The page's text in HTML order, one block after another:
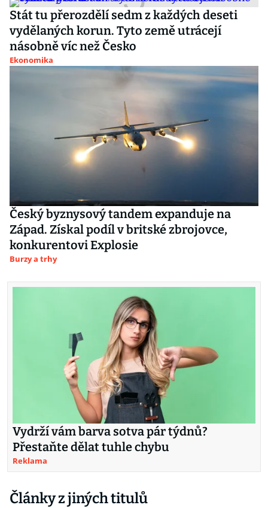
Stát tu přerozdělí sedm z každých deseti
vydělaných korun. Tyto země utrácejí
násobně víc než Česko
Ekonomika
Český byznysový tandem expanduje na
Západ. Získal podíl v britské zbrojovce,
konkurentovi Explosie
Burzy a trhy
Vydrží vám barva sotva pár týdnů?
Přestaňte dělat tuhle chybu
Reklama
Články z jiných titulů